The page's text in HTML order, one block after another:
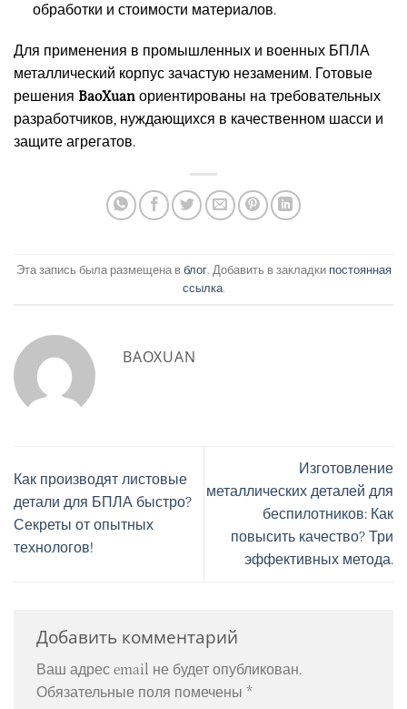
обработки и стоимости материалов.
Для применения в промышленных и военных БПЛА
металлический корпус зачастую незаменим. Готовые
решения BaoXuan ориентированы на требовательных
разработчиков, нуждающихся в качественном шасси и
защите агрегатов.
Эта запись была размещена в блог. Добавить в закладки постоянная
ссылка.
BAOXUAN
Как производят листовые
детали для БПЛА быстро?
Секреты от опытных
технологов!
Изготовление
металлических деталей для
беспилотников: Как
повысить качество? Три
эффективных метода.
Добавить комментарий
Ваш адрес email не будет опубликован.
Обязательные поля помечены *